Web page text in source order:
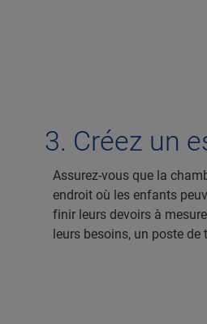
Créez un
Assurez-vous que la
endroit où les enfants
finir leurs devoirs à
leurs besoins, un poste